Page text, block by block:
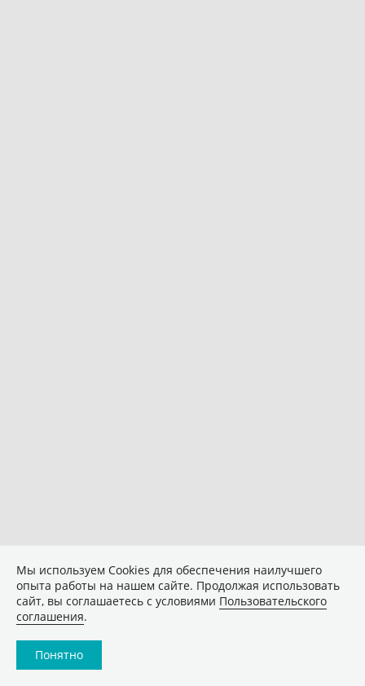
Мы используем Сookies для обеспечения наилучшего
опыта работы на нашем сайте. Продолжая использовать
сайт, вы соглашаетесь с условиями Пользовательского
соглашения.
Понятно